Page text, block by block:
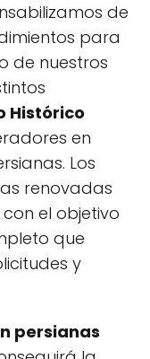
de
para
de nuestros
Histórico
en
Los
renovadas
el objetivo
que
y
persianas